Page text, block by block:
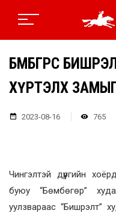
БӨМБӨГӨРӨӨС
ХҮРТЭЛХ
2023-08-16 765
Чингэлтэй дүүргийн
буюу “Бөмбөгөр”
уулзвараас “Бишрэлт”